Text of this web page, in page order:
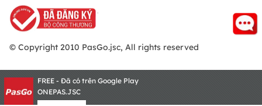
© Copyright 2010 PasGo.jsc, All rights reserved
FREE - Đã có trên Google Play
ONEPAS.JSC